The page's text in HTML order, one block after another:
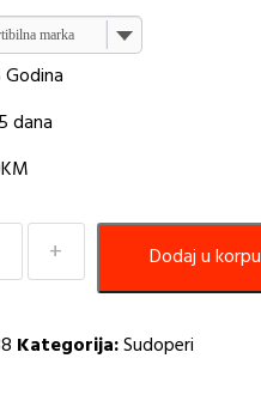
marka
dana
Dodaj u korpu
Kategorija:Sudoperi